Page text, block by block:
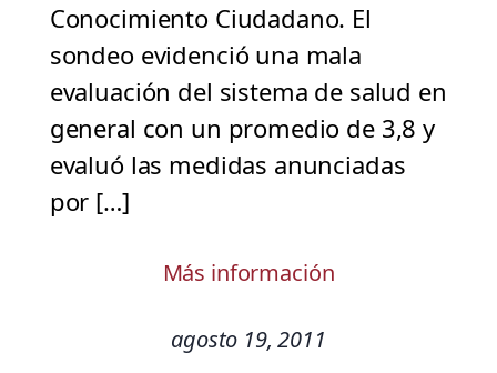
Conocimiento Ciudadano. El
sondeo evidenció una mala
evaluación del sistema de salud en
general con un promedio de 3,8 y
evaluó las medidas anunciadas
por […]
Más información
agosto 19, 2011